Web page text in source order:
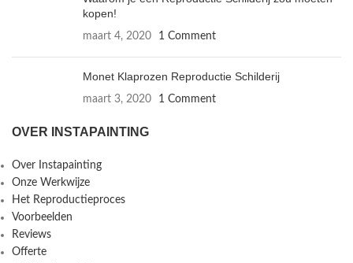
kopen!
maart 4, 2020 1 Comment
Monet Klaprozen Reproductie Schilderij
maart 3, 2020 1 Comment
OVER INSTAPAINTING
Over Instapainting
Onze Werkwijze
Het Reproductieproces
Voorbeelden
Reviews
Offerte